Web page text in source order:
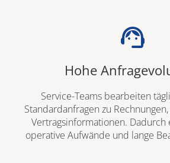
support_agent
Hohe
Service-Teams bearbeiten
Standardanfragen zu
Vertragsinformationen. Dadurch
operative Aufwände und lange